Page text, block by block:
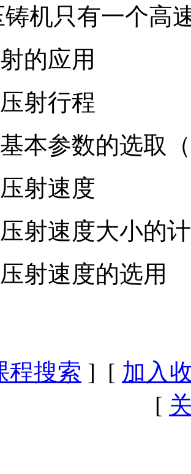
铸机只有一个高
的应用
射行程
本参数的选取
射速度
射速度大小的
射速度的选用
程搜索 ] [ 加入
[